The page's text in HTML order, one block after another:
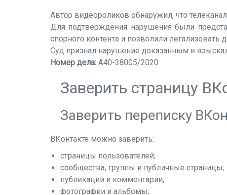
Автор видеороликов обнаружил, что
Для подтверждения нарушения были
спорного контента и позволили легализовать
Суд признал нарушение доказанным и
Номер дела: А40-38005/2020
Заверить страницу
Заверить переписку
ВКонтакте можно заверить:
страницы пользователей;
сообщества, группы и публичные страницы;
публикации и комментарии;
фотографии и альбомы;